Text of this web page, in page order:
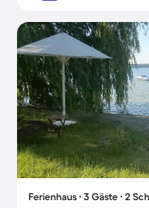
Ferienhaus ∙ 3 Gäste ∙ 2